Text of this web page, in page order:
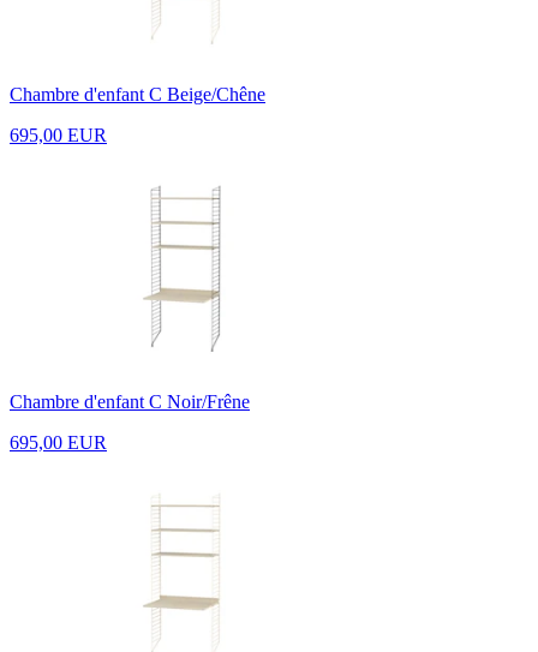
Chambre d'enfant C Beige/Chêne
695,00 EUR
Chambre d'enfant C Noir/Frêne
695,00 EUR